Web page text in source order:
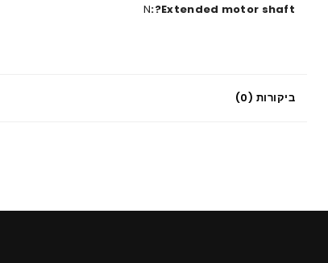
Extended motor shaft?:
N
ביקורות (0)